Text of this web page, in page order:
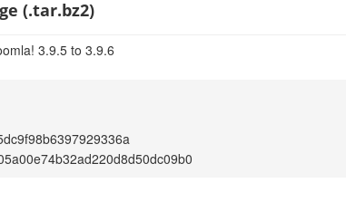
(.tar.bz2)
3.9.5 to 3.9.6